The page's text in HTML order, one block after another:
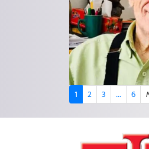
1 2 3 ... 6